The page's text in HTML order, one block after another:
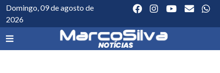
Domingo, 09 de agosto de
2026